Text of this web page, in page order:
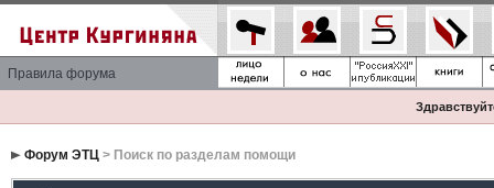
Правила форума
Форум ЭТЦ> Поиск по разделам помощи